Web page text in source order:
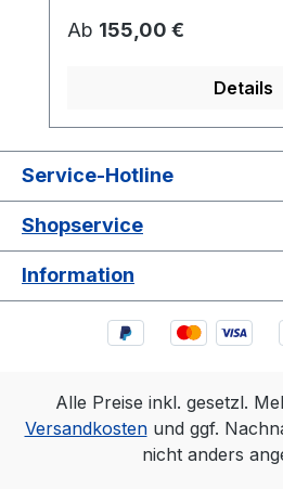
Regulärer Preis:
Ab 155,00 €
Details
Service-Hotline
Shopservice
Information
Alle Preise inkl. gesetzl.
Versandkostenund ggf.
nicht anders